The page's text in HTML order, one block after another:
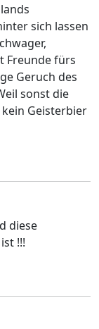
sich lassen
Freunde fürs
Geruch des
sonst die
Geisterbier
diese
!!!